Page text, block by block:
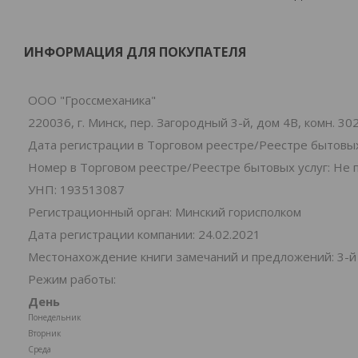
ИНФОРМАЦИЯ ДЛЯ ПОКУПАТЕЛЯ
ООО "Гроссмеханика"
220036, г. Минск, пер. Загородный 3-й, дом 4В, комн.
Дата регистрации в Торговом реестре/Реестре
Номер в Торговом реестре/Реестре бытовых услуг: Не
УНП: 193513087
Регистрационный орган: Минский горисполком
Дата регистрации компании: 24.02.2021
Местонахождение книги замечаний и предложений:
Режим работы:
День
Понедельник
Вторник
Среда